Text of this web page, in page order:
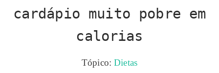
cardápio muito pobre em
calorias
Tópico:Dietas